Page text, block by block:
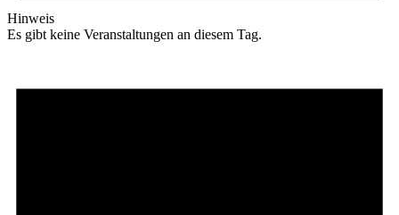
Hinweis
Es gibt keine Veranstaltungen an diesem Tag.